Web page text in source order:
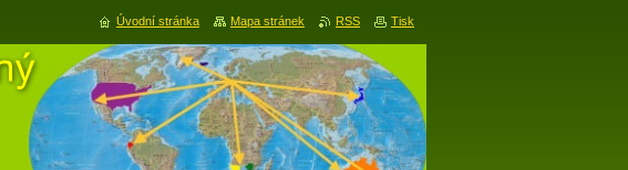
Úvodní stránka Mapa stránek RSS Tisk